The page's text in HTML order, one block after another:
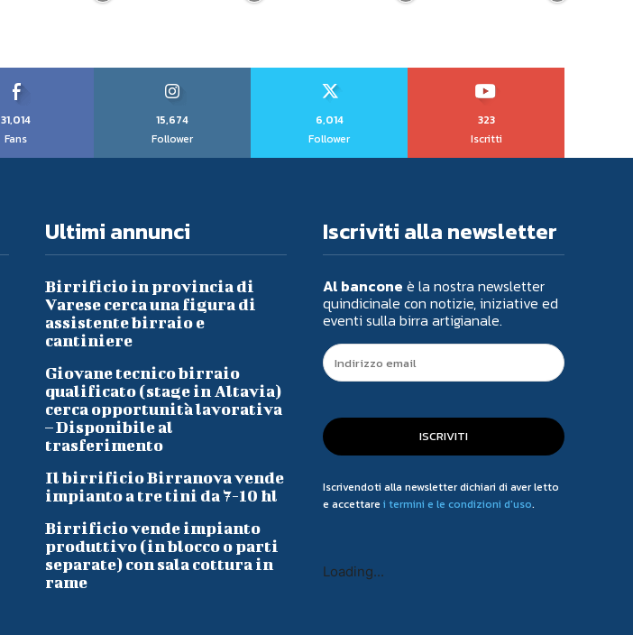
31,014
Fans
15,674
Follower
6,014
Follower
323
Iscritti
Ultimi annunci
Birrificio in provincia di
Varese cerca una figura di
assistente birraio e
cantiniere
Giovane tecnico birraio
qualificato (stage in Altavia)
cerca opportunità lavorativa
– Disponibile al
trasferimento
Il birrificio Birranova vende
impianto a tre tini da 7-10 hl
Birrificio vende impianto
produttivo (in blocco o parti
separate) con sala cottura in
rame
Iscriviti alla newsletter
Al bancone è la nostra newsletter
quindicinale con notizie, iniziative ed
eventi sulla birra artigianale.
ISCRIVITI
Iscrivendoti alla newsletter dichiari di aver letto
e accettare i termini e le condizioni d'uso.
Loading...